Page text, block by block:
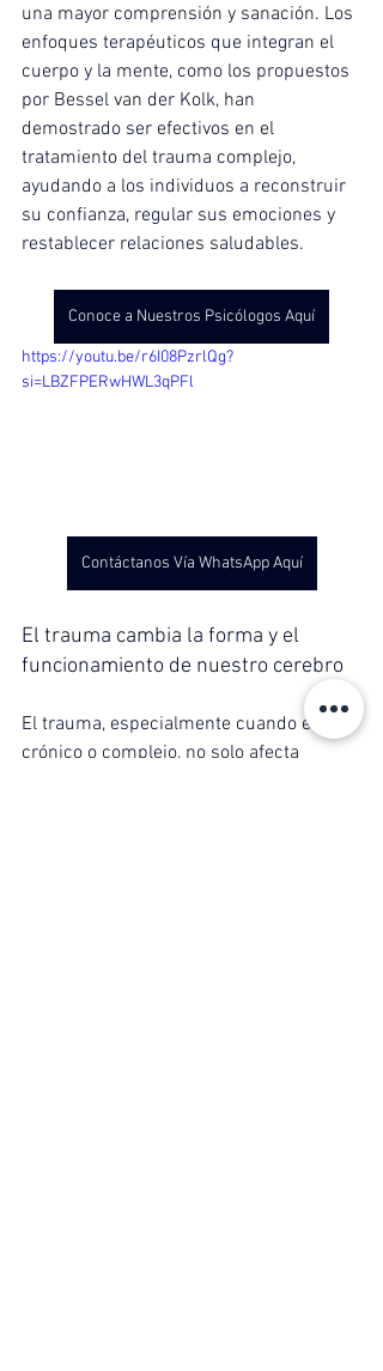
una mayor comprensión y sanación. Los
enfoques terapéuticos que integran el
cuerpo y la mente, como los propuestos
por Bessel van der Kolk, han
demostrado ser efectivos en el
tratamiento del trauma complejo,
ayudando a los individuos a reconstruir
su confianza, regular sus emociones y
restablecer relaciones saludables.
Conoce a Nuestros Psicólogos Aquí
https://youtu.be/r6I08PzrlQg?
si=LBZFPERwHWL3qPFl
Contáctanos Vía WhatsApp Aquí
El trauma cambia la forma y el
funcionamiento de nuestro cerebro
El trauma, especialmente cuando es
crónico o complejo, no solo afecta